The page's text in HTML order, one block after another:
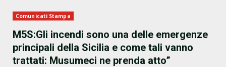
Comunicati Stampa
M5S:Gli incendi sono una delle emergenze
principali della Sicilia e come tali vanno
trattati: Musumeci ne prenda atto”